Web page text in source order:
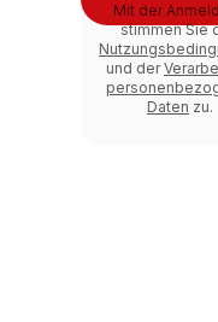
Mit der
stimmen Sie
und der
Daten zu.